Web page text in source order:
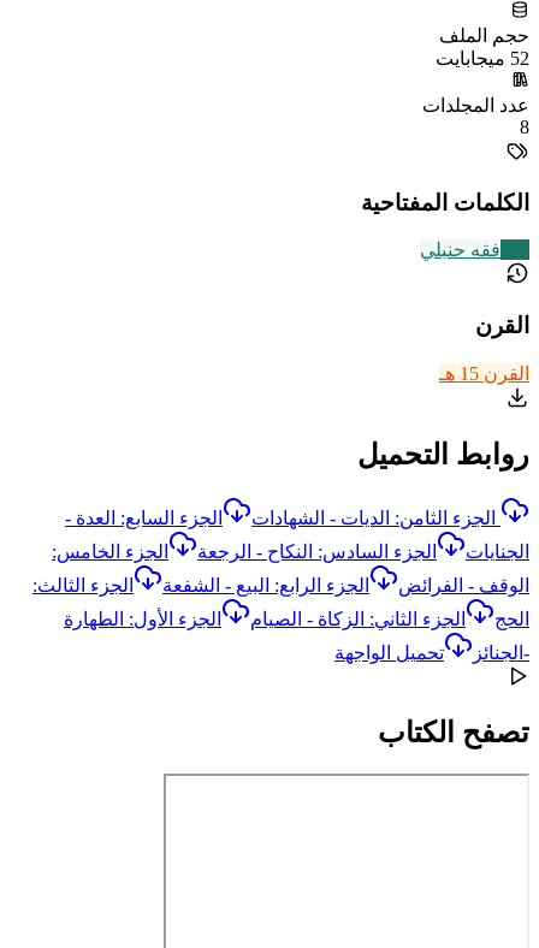
حجم الملف
52 ميجابايت
عدد المجلدات
8
الكلمات المفتاحية
فقه حنبلي
القرن
القرن 15 هـ
روابط التحميل
الجزء الثامن: الديات - الشهادات
الجزء السابع: العدة -
الجنايات
الجزء السادس: النكاح - الرجعة
الجزء الخامس:
الوقف - الفرائض
الجزء الرابع: البيع - الشفعة
الجزء الثالث:
الحج
الجزء الثاني: الزكاة - الصيام
الجزء الأول: الطهارة
-الجنائز
تحميل الواجهة
تصفح الكتاب